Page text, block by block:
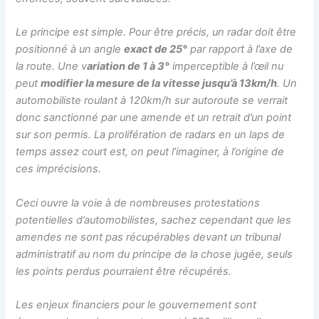
Le principe est simple. Pour être précis, un radar doit être
positionné à un angleexact de 25° par rapport à l’axe de
la route. Une variation de 1 à 3° imperceptible à l’œil nu
peutmodifier la mesure de la vitesse jusqu’à 13km/h. Un
automobiliste roulant à 120km/h sur autoroute se verrait
donc sanctionné par une amende et un retrait d’un point
sur son permis. La prolifération de radars en un laps de
temps assez court est, on peut l’imaginer, à l’origine de
ces imprécisions.
Ceci ouvre la voie à de nombreuses protestations
potentielles d’automobilistes, sachez cependant que les
amendes ne sont pas récupérables devant un tribunal
administratif au nom du principe de la chose jugée, seuls
les points perdus pourraient être récupérés.
Les enjeux financiers pour le gouvernement sont